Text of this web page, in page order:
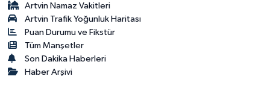
Artvin Namaz Vakitleri
Artvin Trafik Yoğunluk Haritası
Puan Durumu ve Fikstür
Tüm Manşetler
Son Dakika Haberleri
Haber Arşivi